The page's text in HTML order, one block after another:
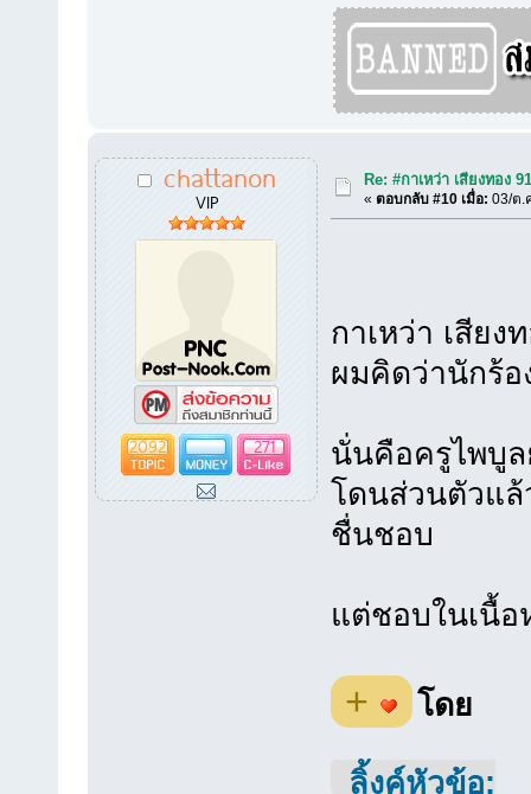
chattanon
VIP
2092 271
Re: #กาเหว่า เสียงทอง
«ตอบกลับ #10 เมื่อ: 03/ต.
กาเหว่า เสีย
ผมคิดว่านักร้
นั่นคือครูไพบู
โดนส่วนตัวแล้
ชื่นชอบ
แต่ชอบในเนื้
+ โดย
ลิ้งค์หัวข้อ: